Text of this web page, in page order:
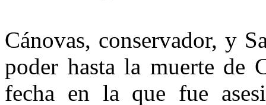
Cánovas, conservador, y
poder hasta la muerte de
fecha en la que fue